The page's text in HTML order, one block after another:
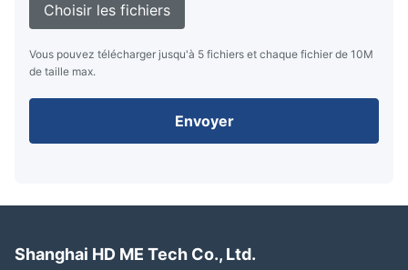
Choisir les fichiers
Vous pouvez télécharger jusqu'à 5 fichiers et chaque fichier de 10M
de taille max.
Envoyer
Shanghai HD ME Tech Co., Ltd.